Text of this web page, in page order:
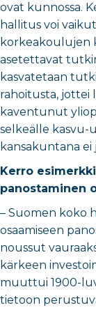
ovat kunnossa.
hallitus voi
korkeakoulujen
asetettavat
kasvatetaan
rahoitusta, jottei
kaventunut
selkeälle kasvu-
kansakuntana ei
Kerro
panostaminen
– Suomen koko
osaamiseen
noussut
kärkeen
muuttui 1900-
tietoon